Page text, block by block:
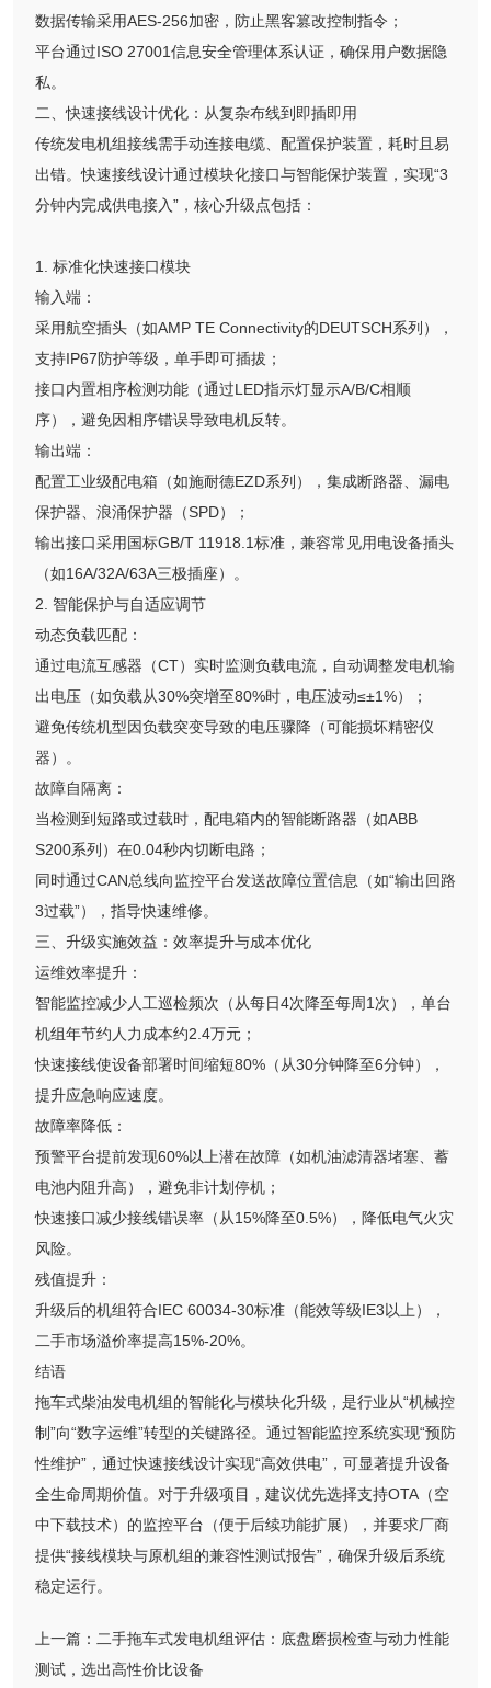
数据传输采用AES-256加密，防止黑客篡改控制指令；
平台通过ISO 27001信息安全管理体系认证，确保用户数据隐
私。
二、快速接线设计优化：从复杂布线到即插即用
传统发电机组接线需手动连接电缆、配置保护装置，耗时且易
出错。快速接线设计通过模块化接口与智能保护装置，实现“3
分钟内完成供电接入”，核心升级点包括：
1. 标准化快速接口模块
输入端：
采用航空插头（如AMP TE Connectivity的DEUTSCH系列），
支持IP67防护等级，单手即可插拔；
接口内置相序检测功能（通过LED指示灯显示A/B/C相顺
序），避免因相序错误导致电机反转。
输出端：
配置工业级配电箱（如施耐德EZD系列），集成断路器、漏电
保护器、浪涌保护器（SPD）；
输出接口采用国标GB/T 11918.1标准，兼容常见用电设备插头
（如16A/32A/63A三极插座）。
2. 智能保护与自适应调节
动态负载匹配：
通过电流互感器（CT）实时监测负载电流，自动调整发电机输
出电压（如负载从30%突增至80%时，电压波动≤±1%）；
避免传统机型因负载突变导致的电压骤降（可能损坏精密仪
器）。
故障自隔离：
当检测到短路或过载时，配电箱内的智能断路器（如ABB
S200系列）在0.04秒内切断电路；
同时通过CAN总线向监控平台发送故障位置信息（如“输出回路
3过载”），指导快速维修。
三、升级实施效益：效率提升与成本优化
运维效率提升：
智能监控减少人工巡检频次（从每日4次降至每周1次），单台
机组年节约人力成本约2.4万元；
快速接线使设备部署时间缩短80%（从30分钟降至6分钟），
提升应急响应速度。
故障率降低：
预警平台提前发现60%以上潜在故障（如机油滤清器堵塞、蓄
电池内阻升高），避免非计划停机；
快速接口减少接线错误率（从15%降至0.5%），降低电气火灾
风险。
残值提升：
升级后的机组符合IEC 60034-30标准（能效等级IE3以上），
二手市场溢价率提高15%-20%。
结语
拖车式柴油发电机组的智能化与模块化升级，是行业从“机械控
制”向“数字运维”转型的关键路径。通过智能监控系统实现“预防
性维护”，通过快速接线设计实现“高效供电”，可显著提升设备
全生命周期价值。对于升级项目，建议优先选择支持OTA（空
中下载技术）的监控平台（便于后续功能扩展），并要求厂商
提供“接线模块与原机组的兼容性测试报告”，确保升级后系统
稳定运行。
上一篇： 二手拖车式发电机组评估：底盘磨损检查与动力性能
测试，选出高性价比设备